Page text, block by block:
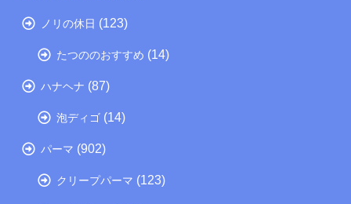
ノリの休日 (123)
たつののおすすめ (14)
ハナヘナ (87)
泡ディゴ (14)
パーマ (902)
クリープパーマ (123)